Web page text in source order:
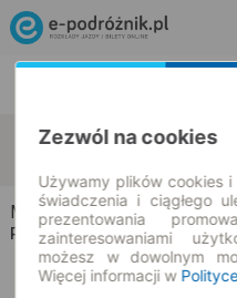
Myślatyn
Żurawce-Osada
Myślatyn → Żurawce-Osada
Rozkład jazdy i bilety
Zezwól na cookies
Używamy plików cookies
świadczenia i ciągłego
prezentowania
zainteresowaniami
możesz w dowolnym
Więcej informacji w